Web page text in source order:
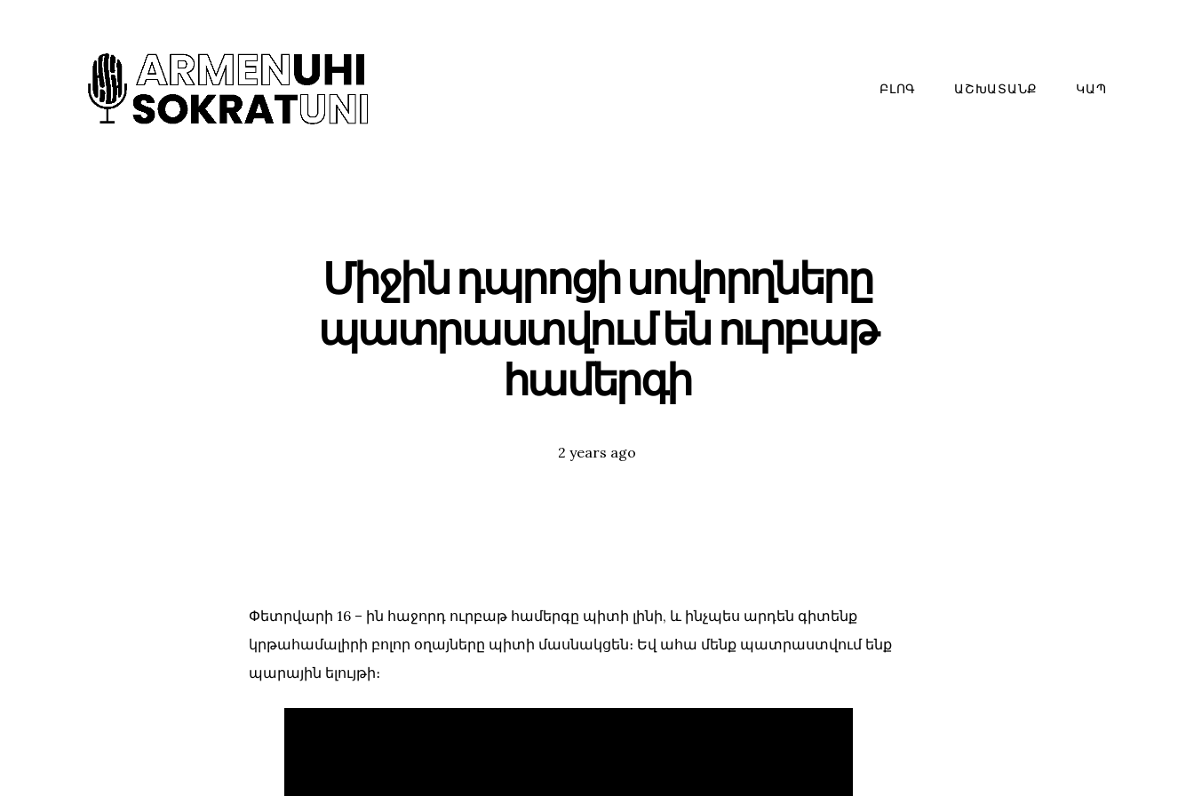
ԲԼՈԳ ԱՇԽԱՏԱՆՔ ԿԱՊ
Միջին դպրոցի սովորղները
պատրաստվում են ուրբաթ
համերգի
Posted
2 years agoTags:
Փետրվարի 16 – ին հաջորդ ուրբաթ համերգը պիտի լինի, և ինչպես արդեն գիտենք
կրթահամալիրի բոլոր օղայները պիտի մասնակցեն։ Եվ ահա մենք պատրաստվում ենք
պարային ելույթի։